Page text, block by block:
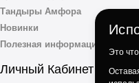
Тандыры Амфора
Новинки
Полезная информация
Личный Кабинет
Это